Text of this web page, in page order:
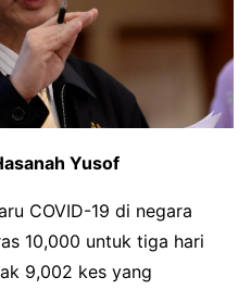
Yusof
COVID-19 di negara
10,000 untuk tiga hari
9,002 kes yang